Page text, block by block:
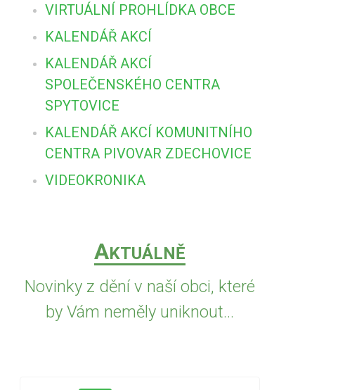
VIRTUÁLNÍ PROHLÍDKA OBCE
KALENDÁŘ AKCÍ
KALENDÁŘ AKCÍ
SPOLEČENSKÉHO CENTRA
SPYTOVICE
KALENDÁŘ AKCÍ KOMUNITNÍHO
CENTRA PIVOVAR ZDECHOVICE
VIDEOKRONIKA
AKTUÁLNĚ
Novinky z dění v naší obci, které
by Vám neměly uniknout...